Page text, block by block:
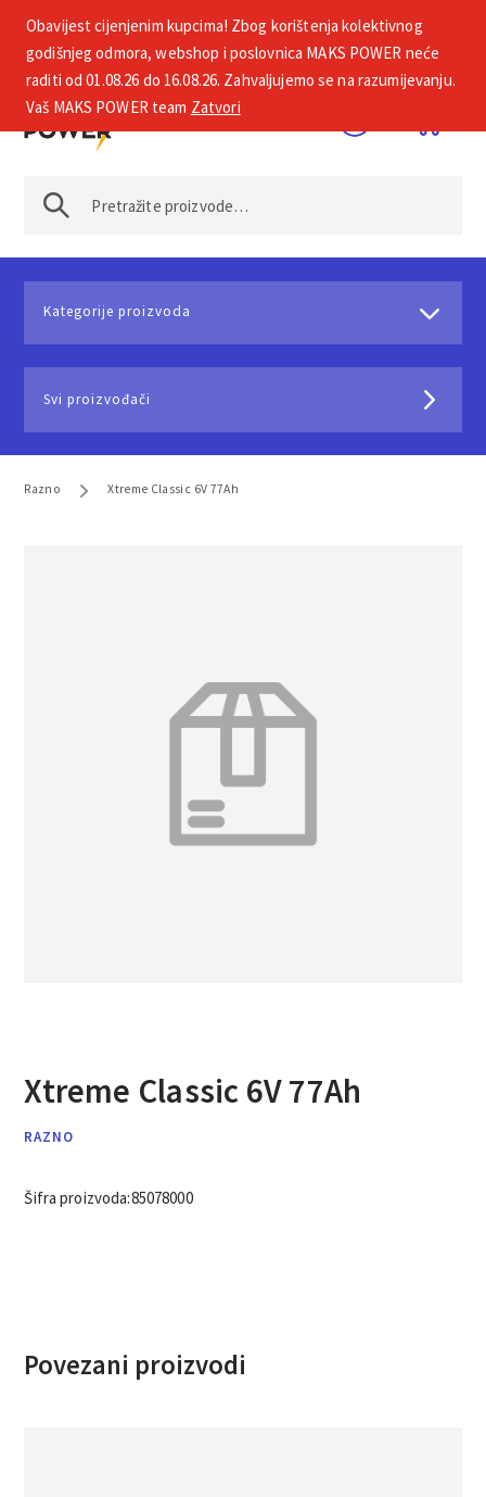
+385 1 2002 575
Kategorije proizvoda
Svi proizvođači
Razno Xtreme Classic 6V 77Ah
Xtreme Classic 6V 77Ah
RAZNO
Šifra proizvoda:85078000
Povezani proizvodi
Obavijest cijenjenim kupcima! Zbog korištenja kolektivnog
godišnjeg odmora, webshop i poslovnica MAKS POWER neće
raditi od 01.08.26 do 16.08.26. Zahvaljujemo se na razumijevanju.
Vaš MAKS POWER team Zatvori